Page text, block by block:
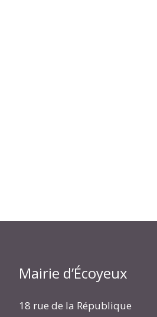
Mairie d’Écoyeux
18 rue de la République